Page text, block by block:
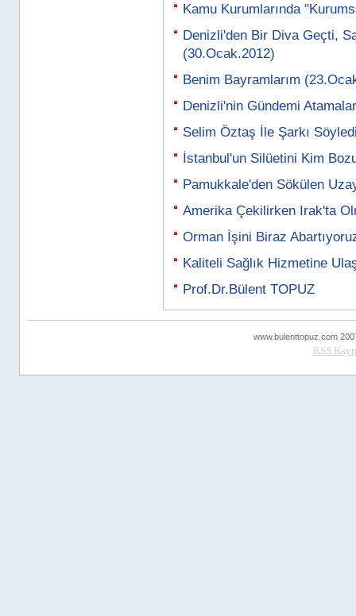
Kamu Kurumlarında
Denizli'den Bir Diva Geçti,
(30.Ocak.2012)
Benim Bayramlarım
Denizli'nin Gündemi
Selim Öztaş İle Şarkı
İstanbul'un Silüetini Kim
Pamukkale'den Sökülen
Amerika Çekilirken Irak'ta
Orman İşini Biraz
Kaliteli Sağlık Hizmetine
Prof.Dr.Bülent TOPUZ
www.bulenttopuz.com
RSS